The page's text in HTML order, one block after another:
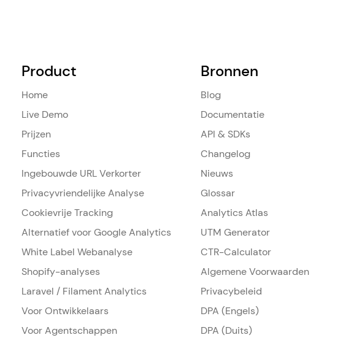
Product
Home
Live Demo
Prijzen
Functies
Ingebouwde URL Verkorter
Privacyvriendelijke Analyse
Cookievrije Tracking
Alternatief voor Google Analytics
White Label Webanalyse
Shopify-analyses
Laravel / Filament Analytics
Voor Ontwikkelaars
Voor Agentschappen
Bronnen
Blog
Documentatie
API & SDKs
Changelog
Nieuws
Glossar
Analytics Atlas
UTM Generator
CTR-Calculator
Algemene Voorwaarden
Privacybeleid
DPA (Engels)
DPA (Duits)